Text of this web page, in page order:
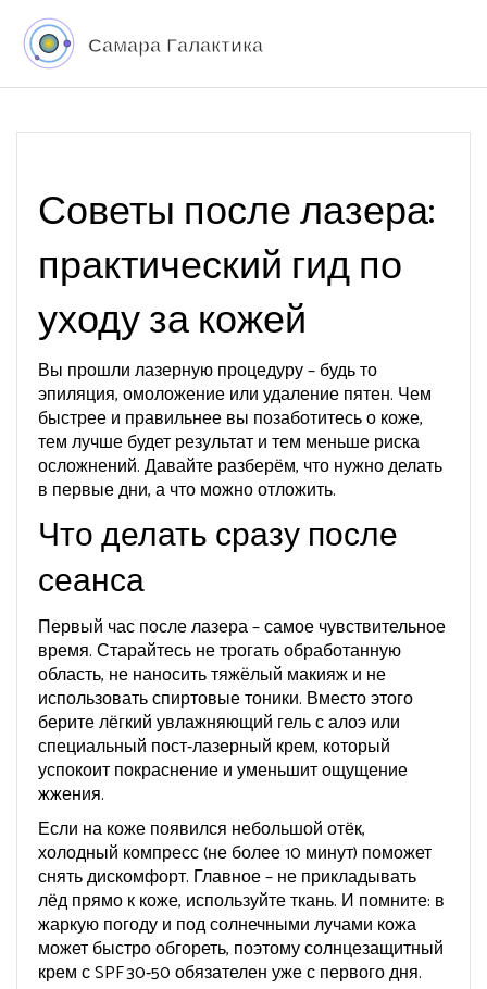
Советы после лазера:
практический гид по
уходу за кожей
Вы прошли лазерную процедуру – будь то
эпиляция, омоложение или удаление пятен. Чем
быстрее и правильнее вы позаботитесь о коже,
тем лучше будет результат и тем меньше риска
осложнений. Давайте разберём, что нужно делать
в первые дни, а что можно отложить.
Что делать сразу после
сеанса
Первый час после лазера – самое чувствительное
время. Старайтесь не трогать обработанную
область, не наносить тяжёлый макияж и не
использовать спиртовые тоники. Вместо этого
берите лёгкий увлажняющий гель с алоэ или
специальный пост‑лазерный крем, который
успокоит покраснение и уменьшит ощущение
жжения.
Если на коже появился небольшой отёк,
холодный компресс (не более 10 минут) поможет
снять дискомфорт. Главное – не прикладывать
лёд прямо к коже, используйте ткань. И помните: в
жаркую погоду и под солнечными лучами кожа
может быстро обгореть, поэтому солнцезащитный
крем с SPF 30‑50 обязателен уже с первого дня.